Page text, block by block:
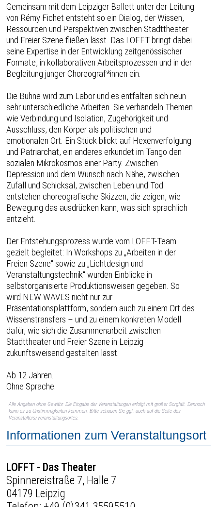
Gemeinsam mit dem Leipziger Ballett unter der Leitung
von Rémy Fichet entsteht so ein Dialog, der Wissen,
Ressourcen und Perspektiven zwischen Stadttheater
und Freier Szene fließen lässt. Das LOFFT bringt dabei
seine Expertise in der Entwicklung zeitgenössischer
Formate, in kollaborativen Arbeitsprozessen und in der
Begleitung junger Choreograf*innen ein.
Die Bühne wird zum Labor und es entfalten sich neun
sehr unterschiedliche Arbeiten. Sie verhandeln Themen
wie Verbindung und Isolation, Zugehörigkeit und
Ausschluss, den Körper als politischen und
emotionalen Ort. Ein Stück blickt auf Hexenverfolgung
und Patriarchat, ein anderes erkundet im Tango den
sozialen Mikrokosmos einer Party. Zwischen
Depression und dem Wunsch nach Nähe, zwischen
Zufall und Schicksal, zwischen Leben und Tod
entstehen choreografische Skizzen, die zeigen, wie
Bewegung das ausdrücken kann, was sich sprachlich
entzieht.
Der Entstehungsprozess wurde vom LOFFT-Team
gezielt begleitet: In Workshops zu „Arbeiten in der
Freien Szene“ sowie zu „Lichtdesign und
Veranstaltungstechnik“ wurden Einblicke in
selbstorganisierte Produktionsweisen gegeben. So
wird NEW WAVES nicht nur zur
Präsentationsplattform, sondern auch zu einem Ort des
Wissenstransfers – und zu einem konkreten Modell
dafür, wie sich die Zusammenarbeit zwischen
Stadttheater und Freier Szene in Leipzig
zukunftsweisend gestalten lässt.
Ab 12 Jahren.
Ohne Sprache.
Alle Angaben ohne Gewähr. Die Eingabe der Veranstaltungen erfolgt mit großer Sorgfalt. Dennoch
kann es zu Unstimmigkeiten kommen. Bitte schauen Sie ggf. auch auf die Seite des
Veranstalters/Veranstaltungsortes.
Informationen zum Veranstaltungsort
LOFFT - Das Theater
Spinnereistraße 7, Halle 7
04179 Leipzig